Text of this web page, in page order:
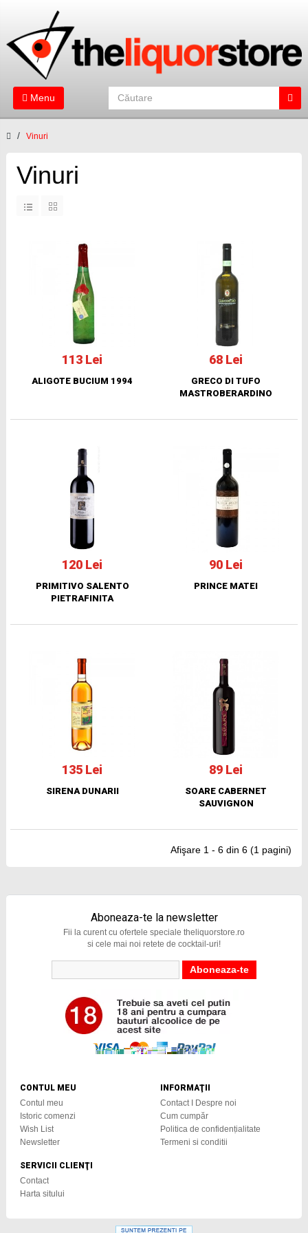
Menu
Vinuri
Vinuri
113 Lei
ALIGOTE BUCIUM 1994
68 Lei
GRECO DI TUFO
MASTROBERARDINO
120 Lei
PRIMITIVO SALENTO
PIETRAFINITA
90 Lei
PRINCE MATEI
135 Lei
SIRENA DUNARII
89 Lei
SOARE CABERNET
SAUVIGNON
Afişare 1 - 6 din 6 (1 pagini)
Aboneaza-te la newsletter
Fii la curent cu ofertele speciale theliquorstore.ro
si cele mai noi retete de cocktail-uri!
CONTUL MEU
Contul meu
Istoric comenzi
Wish List
Newsletter
SERVICII CLIENŢI
Contact
Harta sitului
INFORMAŢII
Contact I Despre noi
Cum cumpăr
Politica de confidențialitate
Termeni si conditii